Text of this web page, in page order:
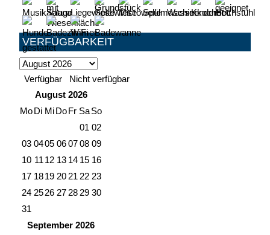
VERFÜGBARKEIT
Verfügbar
Nicht verfügbar
August 2026
MoDi MiDoFr SaSo
01 02
03 0405 06 0708 09
10 11 12 13 14 15 16
17 1819 20 21 22 23
24 2526 27 28 29 30
31
September 2026